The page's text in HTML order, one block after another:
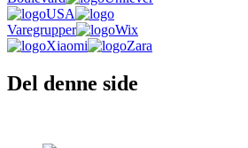
USA
Varegrupper
Wix
Xiaomi
Zara
Del denne side